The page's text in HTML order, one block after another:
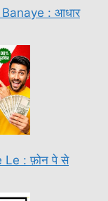
: आधार
Le : फ़ोन पे से